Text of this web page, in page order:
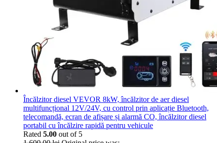
Încălzitor diesel VEVOR 8kW, încălzitor de aer diesel
multifuncțional 12V/24V, cu control prin aplicație Bluetooth,
telecomandă, ecran de afișare și alarmă CO, încălzitor diesel
portabil cu încălzire rapidă pentru vehicule
Rated 5.00 out of 5